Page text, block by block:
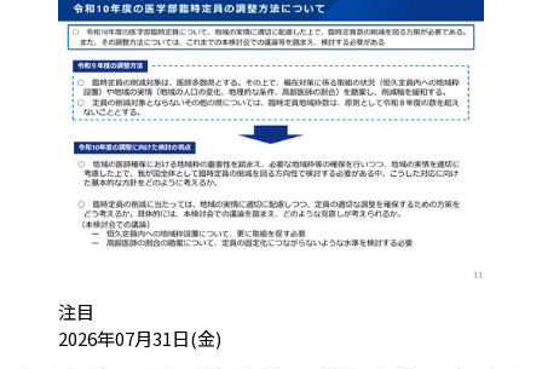
カテゴリ:
注目
投稿日:2026年07月31日(金)